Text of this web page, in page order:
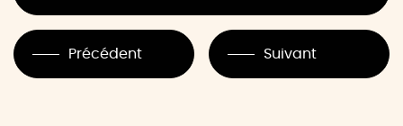
Précédent Suivant